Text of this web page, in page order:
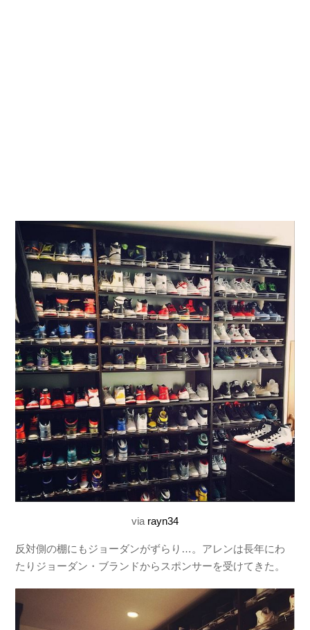
via rayn34
反対側の棚にもジョーダンがずらり…。アレンは長年にわ
たりジョーダン・ブランドからスポンサーを受けてきた。